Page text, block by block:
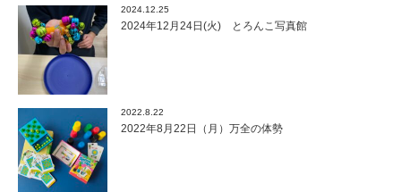
2024.12.25
2024年12月24日(火) とろんこ写真館
2022.8.22
2022年8月22日（月）万全の体勢